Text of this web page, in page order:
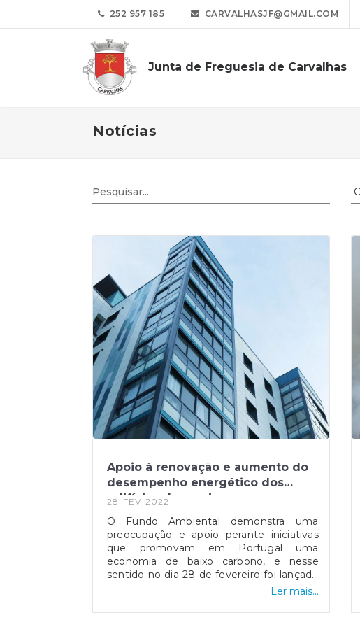
252 957 185 CARVALHASJF@GMAIL.COM
Junta de Freguesia de Carvalhas
Notícias
Apoio à renovação e aumento do
desempenho energético dos
edifícios de serviços
28-FEV-2022
O Fundo Ambiental demonstra uma
preocupação e apoio perante iniciativas
que promovam em Portugal uma
economia de baixo carbono, e nesse
sentido no dia 28 de fevereiro foi lançado
o Apoio à Renovação e Aumento do
Serviços, envolvendo uma dotação de 20
Ler mais...